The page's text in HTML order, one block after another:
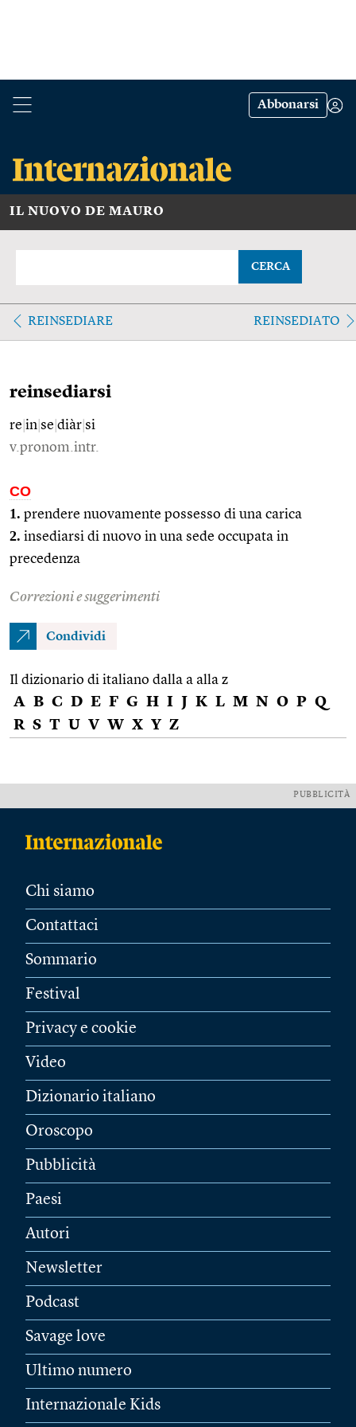
Abbonarsi
IL NUOVO DE MAURO
CERCA
REINSEDIARE REINSEDIATO
reinsediarsi
re in se diàr si
v.pronom.intr.
CO
1. prendere nuovamente possesso di una carica
2. insediarsi di nuovo in una sede occupata in
precedenza
Correzioni e suggerimenti
Condividi
Il dizionario di italiano dalla a alla z
A B C D E F G H I J K L M N O P Q
R S T U V W X Y Z
PUBBLICITÀ
Chi siamo
Contattaci
Sommario
Festival
Privacy e cookie
Video
Dizionario italiano
Oroscopo
Pubblicità
Paesi
Autori
Newsletter
Podcast
Savage love
Ultimo numero
Internazionale Kids